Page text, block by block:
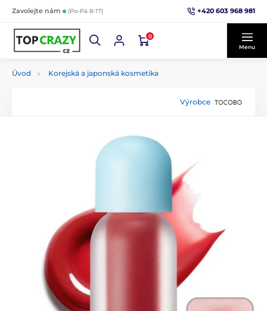
Zavolejte nám (Po-Pá 8-17) +420 603 968 981
0
Menu
Úvod Korejská a japonská kosmetika
Výrobce